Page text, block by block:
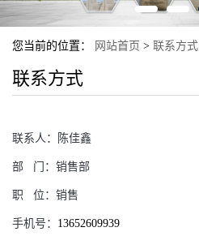
您当前的位置： 网站首页 > 联系方式
联系方式
联系人： 陈佳鑫
部 门： 销售部
职 位： 销售
手机号： 13652609939